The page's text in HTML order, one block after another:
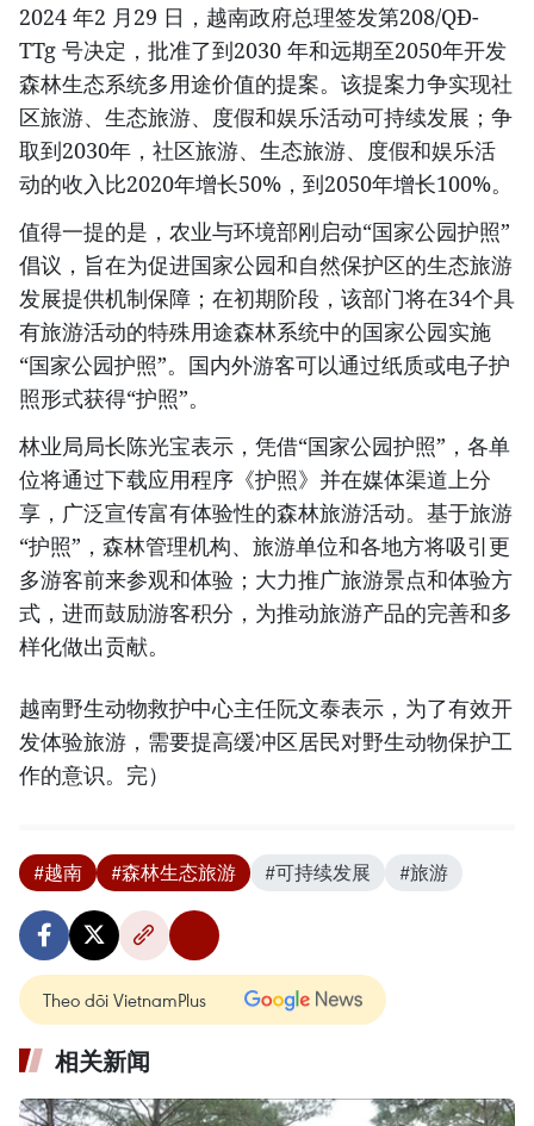
2024 年2 月29 日，越南政府总理签发第208/QÐ-
TTg 号决定，批准了到2030 年和远期至2050年开发
森林生态系统多用途价值的提案。该提案力争实现社
区旅游、生态旅游、度假和娱乐活动可持续发展；争
取到2030年，社区旅游、生态旅游、度假和娱乐活
动的收入比2020年增长50%，到2050年增长100%。
值得一提的是，农业与环境部刚启动“国家公园护照”
倡议，旨在为促进国家公园和自然保护区的生态旅游
发展提供机制保障；在初期阶段，该部门将在34个具
有旅游活动的特殊用途森林系统中的国家公园实施
“国家公园护照”。国内外游客可以通过纸质或电子护
照形式获得“护照”。
林业局局长陈光宝表示，凭借“国家公园护照”，各单
位将通过下载应用程序《护照》并在媒体渠道上分
享，广泛宣传富有体验性的森林旅游活动。基于旅游
“护照”，森林管理机构、旅游单位和各地方将吸引更
多游客前来参观和体验；大力推广旅游景点和体验方
式，进而鼓励游客积分，为推动旅游产品的完善和多
样化做出贡献。
越南野生动物救护中心主任阮文泰表示，为了有效开
发体验旅游，需要提高缓冲区居民对野生动物保护工
作的意识。完）
#越南 #森林生态旅游 #可持续发展 #旅游
Theo dõi VietnamPlus
相关新闻